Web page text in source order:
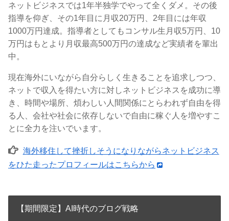
ネットビジネスでは1年半独学でやって全くダメ。その後
指導を仰ぎ、その1年目に月収20万円、2年目には年収
1000万円達成。指導者としてもコンサル生月収5万円、10
万円はもとより月収最高500万円の達成など実績者を輩出
中。
現在海外にいながら自分らしく生きることを追求しつつ、
ネットで収入を得たい方に対しネットビジネスを成功に導
き、時間や場所、煩わしい人間関係にとらわれず自由を得
る人、会社や社会に依存しないで自由に稼ぐ人を増やすこ
とに全力を注いでいます。
海外移住して挫折しそうになりながらネットビジネス
をひた走ったプロフィールはこちらから
【期間限定】AI時代のブログ戦略